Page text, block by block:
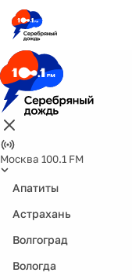
Москва 100.1 FM
Апатиты
Астрахань
Волгоград
Вологда